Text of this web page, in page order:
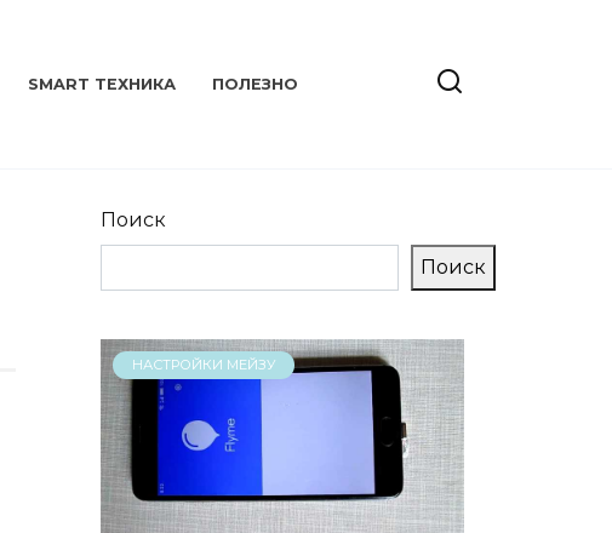
SMART ТЕХНИКА ПОЛЕЗНО
Поиск
Поиск
НАСТРОЙКИ МЕЙЗУ